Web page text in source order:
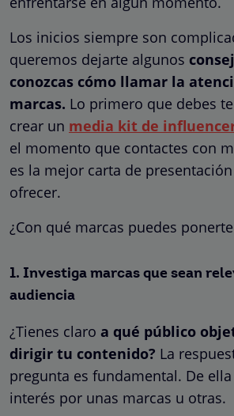
Los inicios siempre son
queremos dejarte algunos
conozcas cómo llamar la
marcas. Lo primero que debes
crear un media kit de
el momento que contactes con
es la mejor carta de
ofrecer.
¿Con qué marcas puedes
1. Investiga marcas que sean
audiencia
¿Tienes claro a qué público
dirigir tu contenido? La
pregunta es fundamental. De
interés por unas marcas u otras.